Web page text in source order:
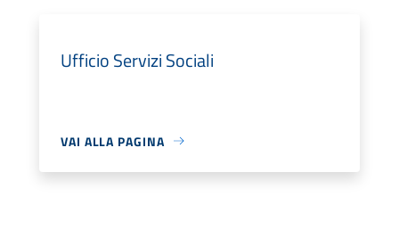
Ufficio Servizi Sociali
VAI ALLA PAGINA